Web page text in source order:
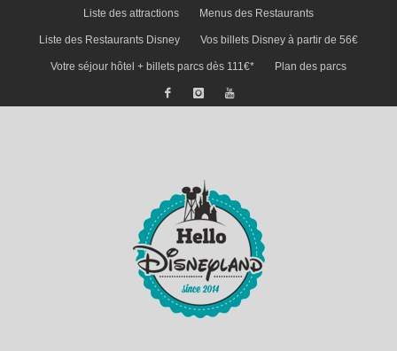
Liste des attractions Menus des Restaurants
Liste des Restaurants Disney Vos billets Disney à partir de 56€
Votre séjour hôtel + billets parcs dès 111€* Plan des parcs